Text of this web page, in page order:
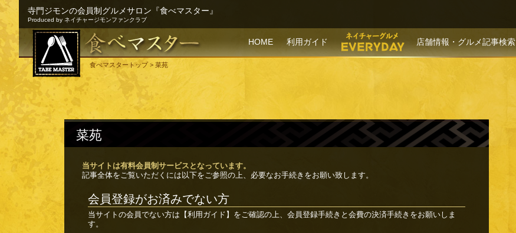
寺門ジモンの会員制グルメサロン『食べマスター』
Produced by ネイチャージモンファンクラブ
HOME 利用ガイド 店舗情報・グルメ記事検索
食べマスタートップ> 菜苑
菜苑
当サイトは有料会員制サービスとなっています。
記事全体をご覧いただくには以下をご参照の上、必要なお手続きをお願い致します。
会員登録がお済みでない方
当サイトの会員でない方は 【利用ガイド】 をご確認の上、会員登録手続きと会費の決済手続きをお願いしま
す。